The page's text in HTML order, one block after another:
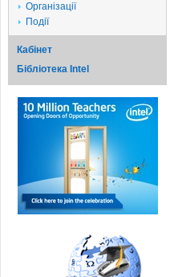
Організації
Події
Кабінет
Бібліотека Intel